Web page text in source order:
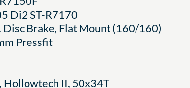
Di2 ST-R7170
Brake, Flat Mount (160/160)
Pressfit
Hollowtech II, 50x34T